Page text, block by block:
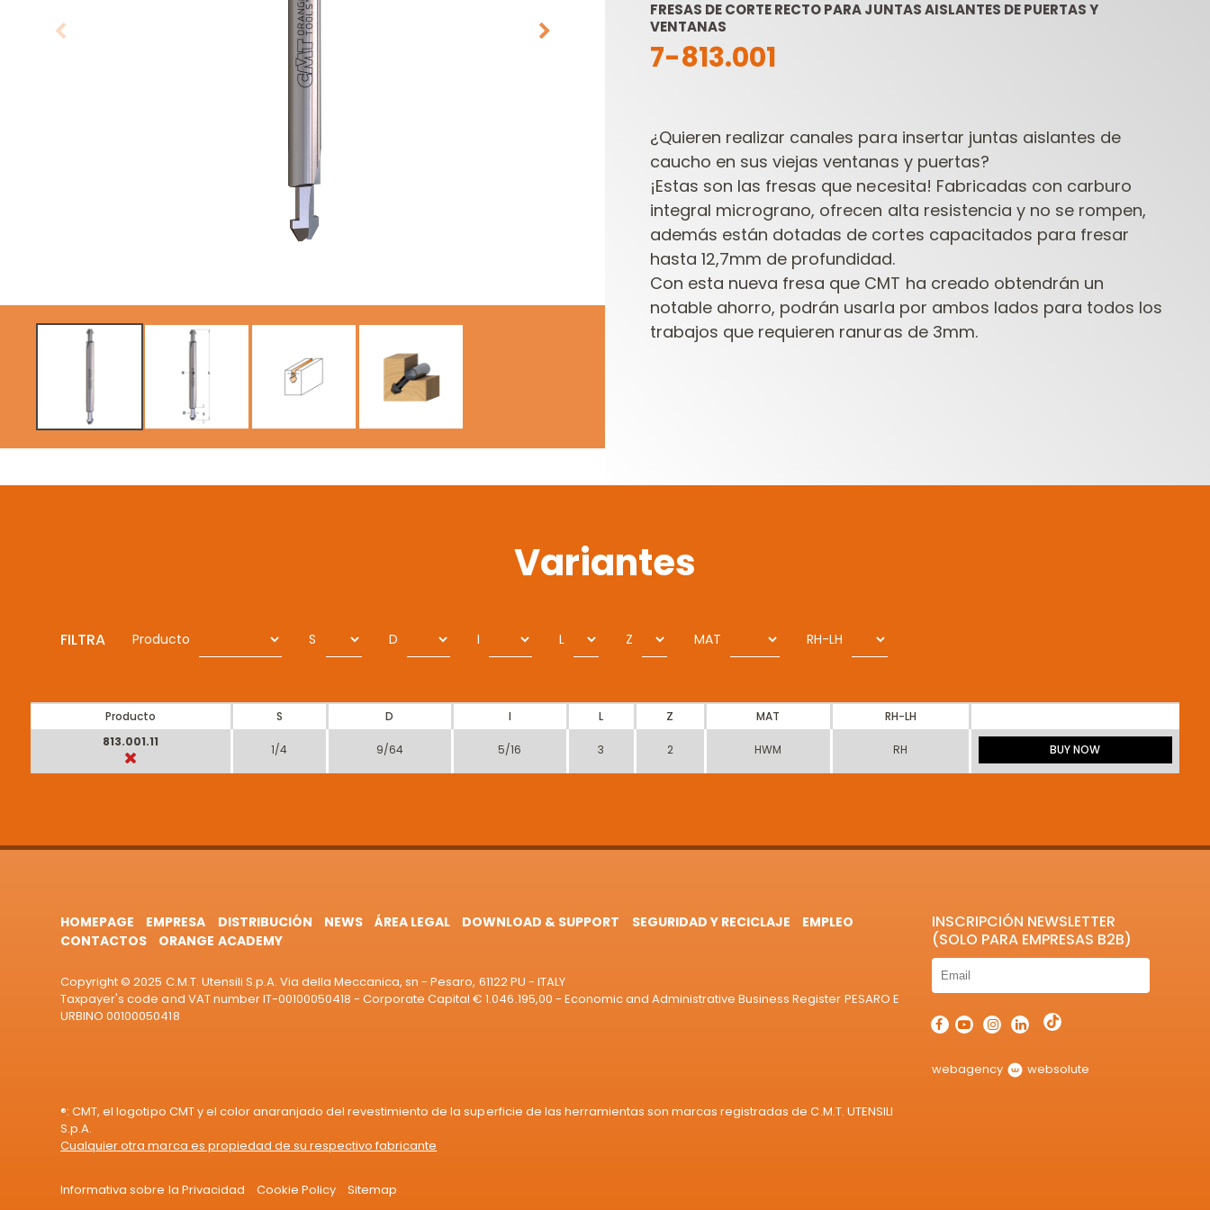
ITK XTREME SAW
BLADES
CABEZALES
PORTACUCHILLAS Y
CUCHILLAS
ESTUCHES DE
FRESAS PARA
FRESADORAS
FRESAS
CONTRACTOR PARA
FRESADORAS
FRESAS DE CORTE RECTO PARA JUNTAS AISLANTES DE PUERTAS Y
VENTANAS
7-813.001
¿Quieren realizar canales para insertar juntas aislantes de
caucho en sus viejas ventanas y puertas?
¡Estas son las fresas que necesita! Fabricadas con carburo
integral micrograno, ofrecen alta resistencia y no se rompen,
además están dotadas de cortes capacitados para fresar
hasta 12,7mm de profundidad.
Con esta nueva fresa que CMT ha creado obtendrán un
notable ahorro, podrán usarla por ambos lados para todos los
trabajos que requieren ranuras de 3mm.
Variantes
FILTRA Producto S D I L Z MAT RH-LH
Producto S D I L Z MAT
RH-LH
813.001.11
1/4 9/64 5/16 3 2 HWM RH BUY NOW
HOMEPAGE EMPRESA DISTRIBUCIÓN NEWS ÁREA LEGAL DOWNLOAD & SUPPORT SEGURIDAD Y RECICLAJE
EMPLEO
CONTACTOS
ORANGE ACADEMY
Copyright © 2025 C.M.T. Utensili S.p.A. Via della Meccanica, sn - Pesaro, 61122 PU - ITALY
Taxpayer's code and VAT number IT-00100050418 - Corporate Capital € 1.046.195,00 - Economic and Administrative Business Register PESARO E
URBINO 00100050418
®: CMT, el logotipo CMT y el color anaranjado del revestimiento de la superficie de las herramientas son marcas registradas de C.M.T. UTENSILI
S.p.A.
Cualquier otra marca es propiedad de su respectivo fabricante
Informativa sobre la Privacidad Cookie Policy Sitemap
INSCRIPCIÓN NEWSLETTER
(SOLO PARA EMPRESAS B2B)
webagency websolute